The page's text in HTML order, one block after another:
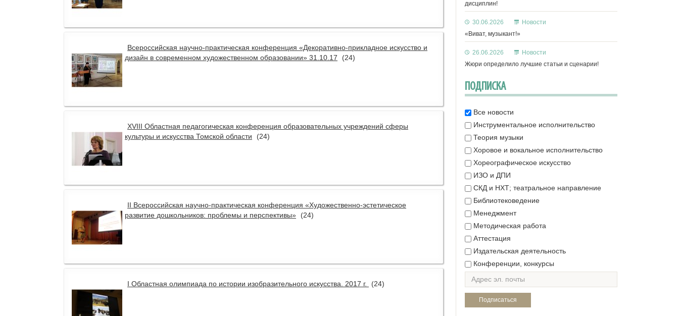
Всероссийская научно-практическая конференция «Декоративно-прикладное искусство и
дизайн в современном художественном образовании» 31.10.17
(24)
XVIII Областная педагогическая конференция образовательных учреждений сферы
культуры и искусства Томской области
(24)
II Всероссийская научно-практическая конференция «Художественно-эстетическое
развитие дошкольников: проблемы и перспективы»
(24)
I Областная олимпиада по истории изобразительного искусства. 2017 г. (24)
дисциплин!
30.06.2026
Новости
«Виват, музыкант!»
26.06.2026
Новости
Жюри определило лучшие статьи и сценарии!
ПОДПИСКА
Все новости
Инструментальное исполнительство
Теория музыки
Хоровое и вокальное исполнительство
Хореографическое искусство
ИЗО и ДПИ
СКД и НХТ; театральное направление
Библиотековедение
Менеджмент
Методическая работа
Аттестация
Издательская деятельность
Конференции, конкурсы